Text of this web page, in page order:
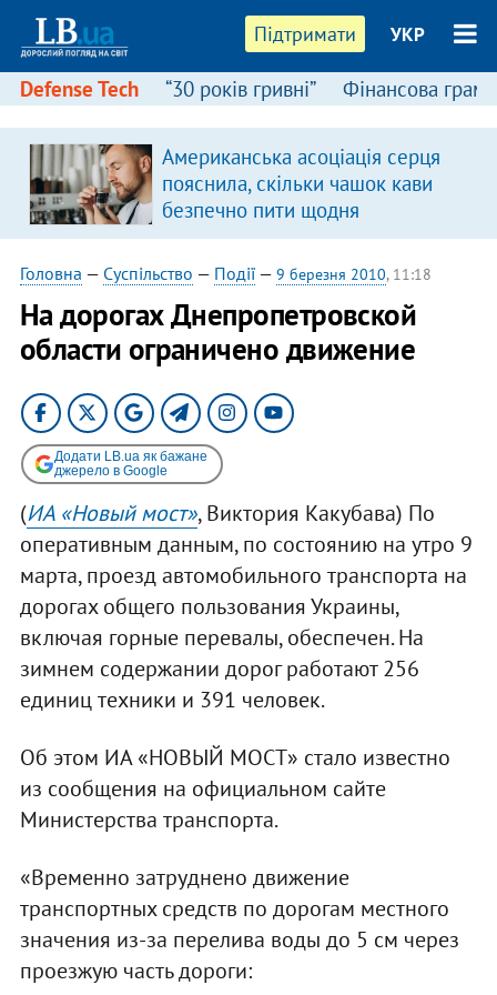
Підтримати УКР
Defense Tech “30 років гривні” Фінансова
Американська асоціація серця
пояснила, скільки чашок кави
безпечно пити щодня
Головна — Суспільство — Події— 9 березня 2010, 11:18
На дорогах Днепропетровской
области ограничено движение
Додати LB.ua як бажане
джерело в Google
(ИА «Новый мост», Виктория Какубава) По
оперативным данным, по состоянию на утро 9
марта, проезд автомобильного транспорта на
дорогах общего пользования Украины,
включая горные перевалы, обеспечен. На
зимнем содержании дорог работают 256
единиц техники и 391 человек.
Об этом ИА «НОВЫЙ МОСТ» стало известно
из сообщения на официальном сайте
Министерства транспорта.
«Временно затруднено движение
транспортных средств по дорогам местного
значения из-за перелива воды до 5 см через
проезжую часть дороги: